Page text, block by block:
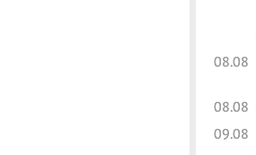
08.08
08.08
09.08